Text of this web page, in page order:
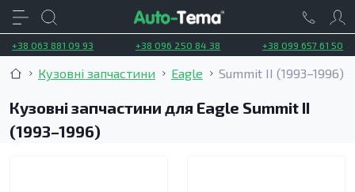
+38 063 881 09 93 +38 096 250 84 38 +38 099 657 61 50
Кузовні запчастини Eagle Summit II (1993–1996)
Кузовні запчастини для Eagle Summit II
(1993–1996)